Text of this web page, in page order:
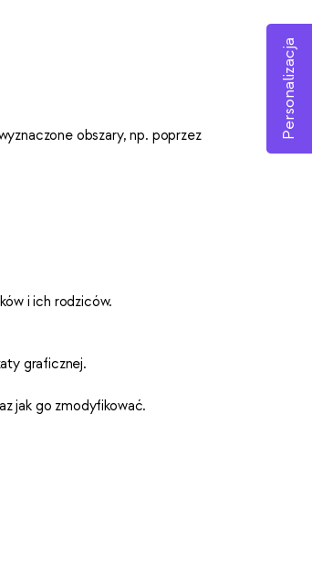
obszary, np. poprzez
i ich rodziców.
graficznej.
jak go zmodyfikować.
Personalizacja